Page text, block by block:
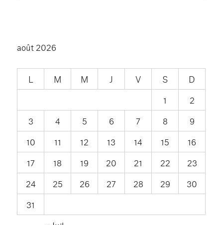
août 2026
L M M J V S
D
1
2
3
4 5 6 7 8
9
10
11 12 13 14 15
16
17
18 19 20 21 22
23
24
25 26 27 28 29
30
31